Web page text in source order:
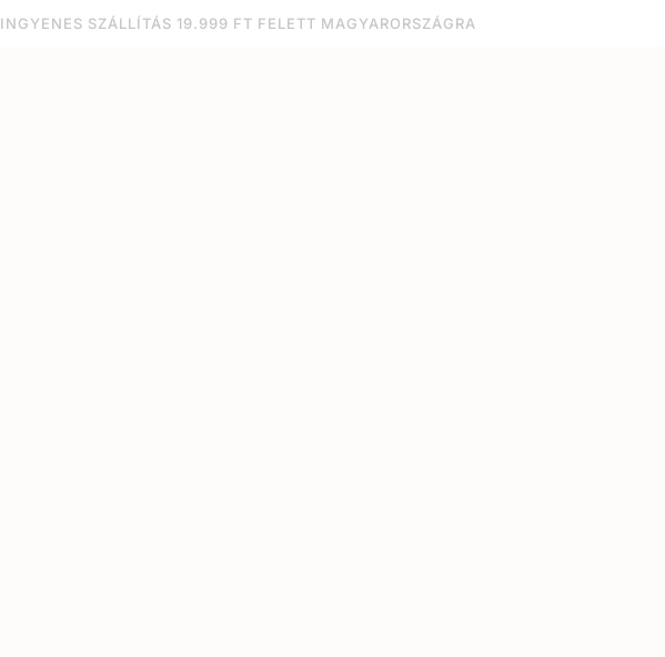
INGYENES SZÁLLÍTÁS 19.999 FT FELETT MAGYARORSZÁGRA